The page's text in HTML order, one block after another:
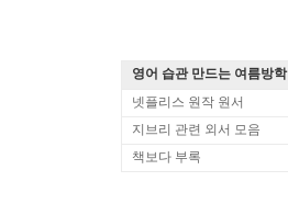
영어 습관 만드는 여름방학
넷플리스 원작 원서
지브리 관련 외서 모음
책보다 부록